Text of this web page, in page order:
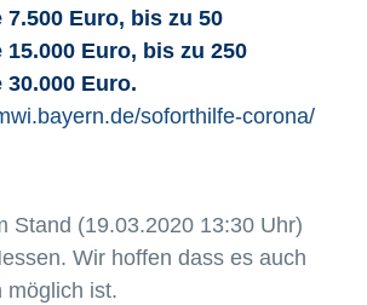
Euro, bis zu 50
Euro, bis zu 250
Euro.
soforthilfe-corona/
Stand (19.03.2020 13:30 Uhr)
Wir hoffen dass es auch
möglich ist.